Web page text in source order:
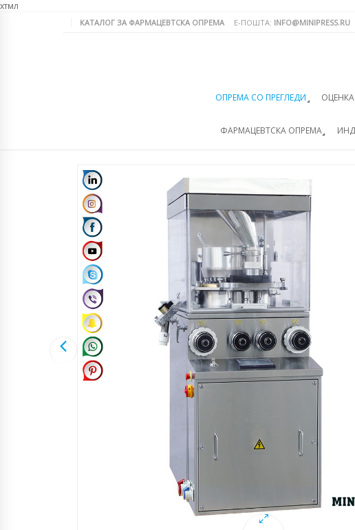
хтмл
КАТАЛОГ ЗА ФАРМАЦЕВТСКА ОПРЕМА Е-ПОШТА: INFO@MINIPRESS.RU
ОПРЕМА СО ПРЕГЛЕДИ
ФАРМАЦЕВТСКА ОПРЕМА